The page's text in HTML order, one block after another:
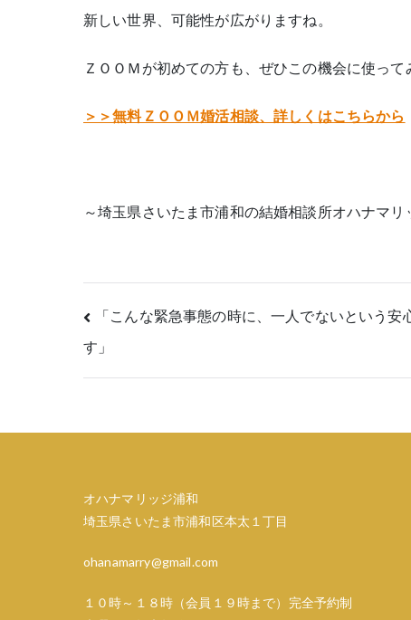
新しい世界、可能性が広がりますね。
ＺＯＯＭが初めての方も、ぜひこの機会に使って
＞＞無料ＺＯＯＭ婚活相談、詳しくはこちらから
～埼玉県さいたま市浦和の結婚相談所オハナマリ
投
稿
ビ
ー
「こんな緊急事態の時に、一人でないという
す」
オハナマリッジ浦和
埼玉県さいたま市浦和区本太１丁目
ohanamarry@gmail.com
１０時～１８時（会員１９時まで）完全予約制